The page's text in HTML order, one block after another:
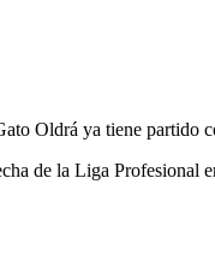
Oldrá ya tiene partido
de la Liga Profesional